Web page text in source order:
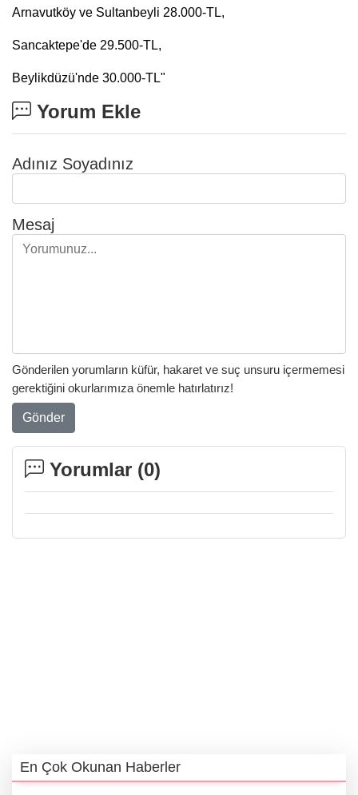
Arnavutköy ve Sultanbeyli 28.000-TL,
Sancaktepe'de 29.500-TL,
Beylikdüzü'nde 30.000-TL"
Yorum Ekle
Adınız Soyadınız
Mesaj
Gönderilen yorumların küfür, hakaret ve suç unsuru içermemesi
gerektiğini okurlarımıza önemle hatırlatırız!
Gönder
Yorumlar (0)
En Çok Okunan Haberler